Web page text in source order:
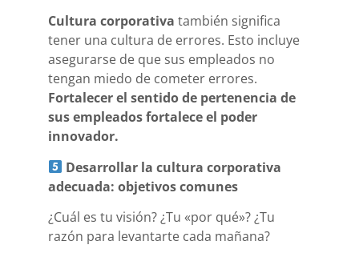
Cultura corporativa también significa
tener una cultura de errores. Esto incluye
asegurarse de que sus empleados no
tengan miedo de cometer errores.
Fortalecer el sentido de pertenencia de
sus empleados fortalece el poder
innovador.
Desarrollar la cultura corporativa
adecuada: objetivos comunes
¿Cuál es tu visión? ¿Tu «por qué»? ¿Tu
razón para levantarte cada mañana?